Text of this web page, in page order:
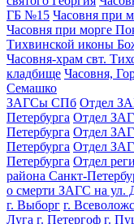
ГБ №15 Часовня при
Часовня при морге
Тихвинской иконы
Часовня-храм свт.
кладбище Часовня,
Семашко
ЗАГСы СПб Отдел
Петербурга Отдел
Петербурга Отдел
Петербурга Отдел
Петербурга Отдел
района Санкт-
о смерти ЗАГС на ул.
г. Выборг г.
Луга г. Петергоф г.